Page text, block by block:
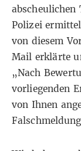
Polizei
von diesem
Mail erklärte
„Nach
vorliegenden
von Ihnen